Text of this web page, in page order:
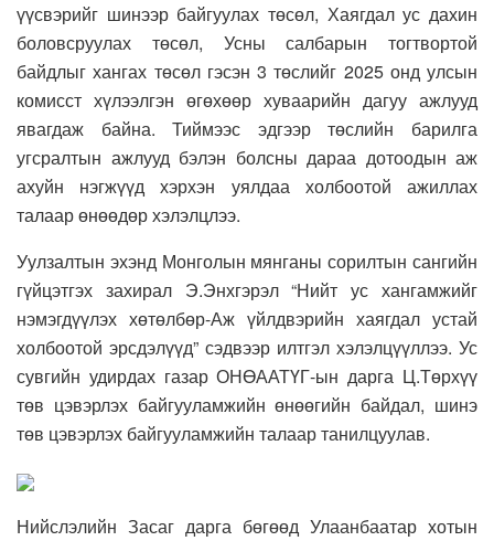
үүсвэрийг шинээр байгуулах төсөл, Хаягдал ус дахин
боловсруулах төсөл, Усны салбарын тогтвортой
байдлыг хангах төсөл гэсэн 3 төслийг 2025 онд улсын
комисст хүлээлгэн өгөхөөр хуваарийн дагуу ажлууд
явагдаж байна. Тиймээс эдгээр төслийн барилга
угсралтын ажлууд бэлэн болсны дараа дотоодын аж
ахуйн нэгжүүд хэрхэн уялдаа холбоотой ажиллах
талаар өнөөдөр хэлэлцлээ.
Уулзалтын эхэнд Монголын мянганы сорилтын сангийн
гүйцэтгэх захирал Э.Энхгэрэл “Нийт ус хангамжийг
нэмэгдүүлэх хөтөлбөр-Аж үйлдвэрийн хаягдал устай
холбоотой эрсдэлүүд” сэдвээр илтгэл хэлэлцүүллээ. Ус
сувгийн удирдах газар ОНӨААТҮГ-ын дарга Ц.Төрхүү
төв цэвэрлэх байгууламжийн өнөөгийн байдал, шинэ
төв цэвэрлэх байгууламжийн талаар танилцуулав.
Нийслэлийн Засаг дарга бөгөөд Улаанбаатар хотын